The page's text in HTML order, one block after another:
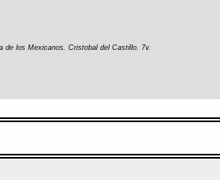
de los Mexicanos. Cristobal del Castillo. 7v.